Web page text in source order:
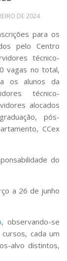
DE 2024
para os
pelo Centro
técnico-
vagas no total,
os alunos da
técnico-
alocados
pós-
CCex
do
a 26 de junho
, observando-se
cada um
alvo distintos,